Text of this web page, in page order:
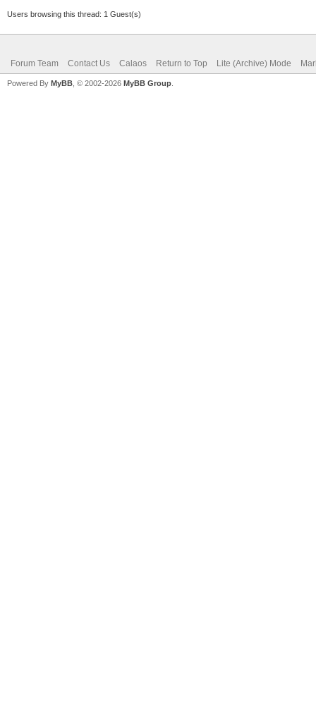
Users browsing this thread: 1 Guest(s)
Forum Team Contact Us Calaos Return to Top Lite (Archive) Mode
Powered By MyBB , © 2002-2026 MyBB Group